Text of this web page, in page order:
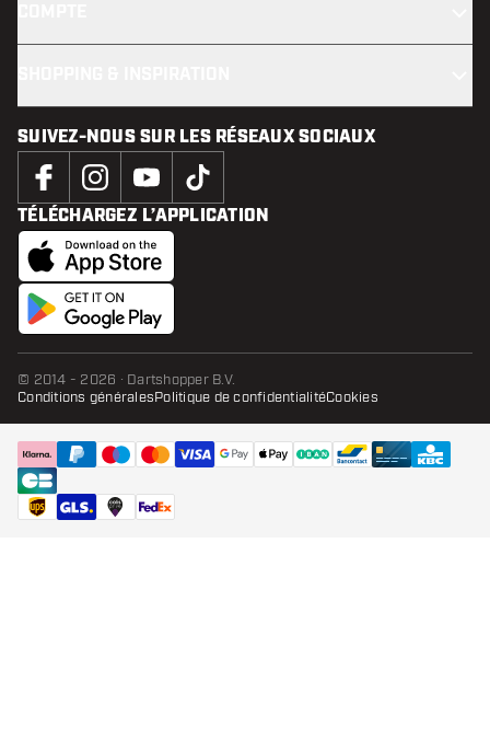
SUIVEZ-NOUS SUR LES RÉSEAUX SOCIAUX
TÉLÉCHARGEZ L’APPLICATION
© 2014 - 2026 · Dartshopper B.V.
Conditions généralesPolitique de confidentialitéCookies